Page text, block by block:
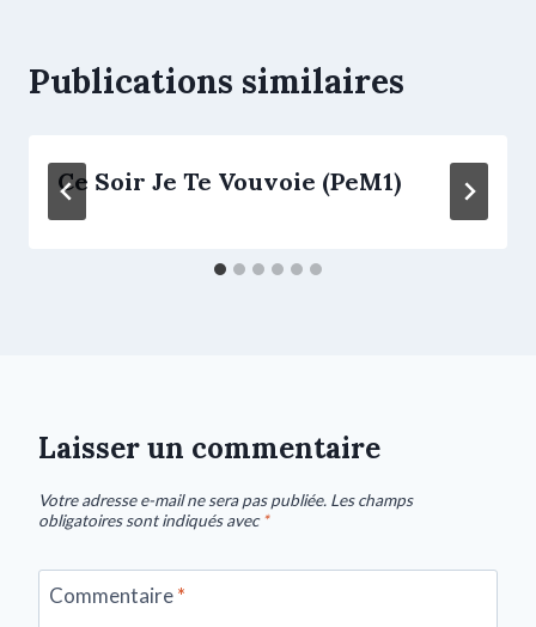
Publications similaires
Ce Soir Je Te Vouvoie (PeM1)
Laisser un commentaire
Votre adresse e-mail ne sera pas publiée. Les champs
obligatoires sont indiqués avec*
Commentaire*